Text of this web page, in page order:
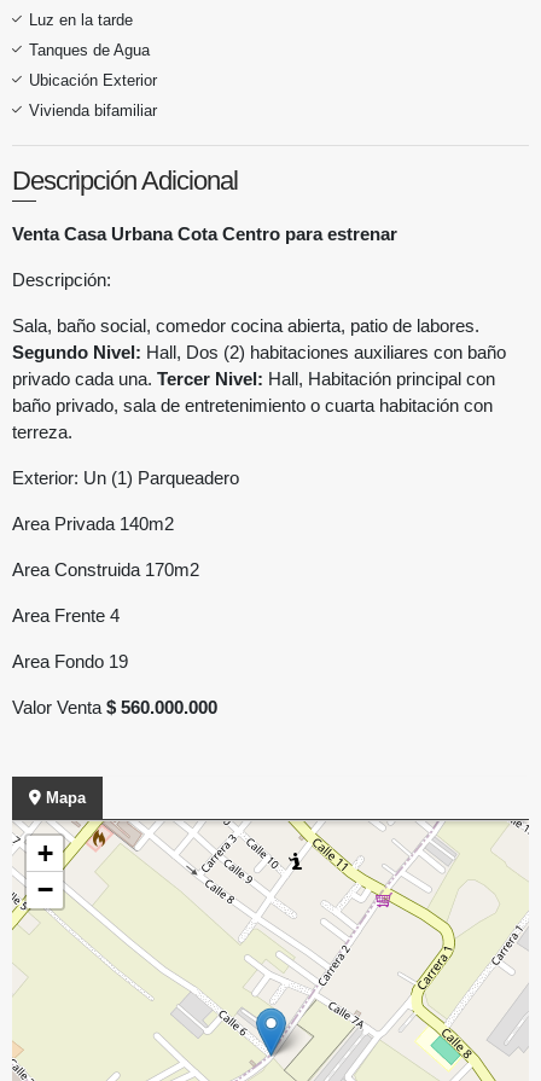
Luz en la tarde
Tanques de Agua
Ubicación Exterior
Vivienda bifamiliar
Descripción Adicional
Venta Casa Urbana Cota Centro para estrenar
Descripción:
Sala, baño social, comedor cocina abierta, patio de labores.
Segundo Nivel: Hall, Dos (2) habitaciones auxiliares con baño
privado cada una. Tercer Nivel: Hall, Habitación principal con
baño privado, sala de entretenimiento o cuarta habitación con
terreza.
Exterior: Un (1) Parqueadero
Area Privada 140m2
Area Construida 170m2
Area Frente 4
Area Fondo 19
Valor Venta $ 560.000.000
Mapa
+
−